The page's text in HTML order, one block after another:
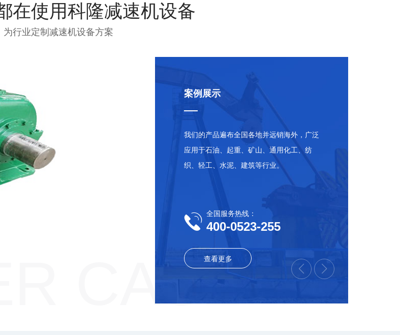
在使用科隆减速机设备
为行业定制减速机设备方案
案例展示
我们的产品遍布全国各地并远销海外，广泛
应用于石油、起重、矿山、通用化工、纺
织、轻工、水泥、建筑等行业。
全国服务热线：
400-0523-255
查看更多